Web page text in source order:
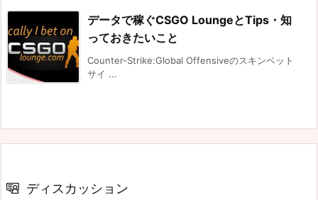
データで稼ぐCSGO LoungeとTips・知
っておきたいこと
Counter-Strike:Global Offensiveのスキンベット
サイ ...
ディスカッション